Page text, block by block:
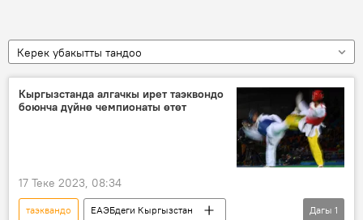
Керек убакытты тандоо
Кыргызстанда алгачкы ирет таэквондо
боюнча дүйнө чемпионаты өтөт
17 Теке 2023, 08:34
таэквандо
ЕАЭБдеги Кыргызстан
Дагы 1